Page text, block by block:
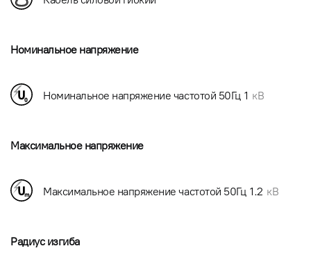
Номинальное напряжение
Номинальное напряжение частотой 50Гц 1 кВ
Максимальное напряжение
Максимальное напряжение частотой 50Гц 1.2 кВ
Радиус изгиба